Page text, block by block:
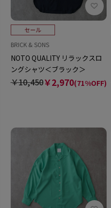
BRICK & SONS
NOTO QUALITY リラックスロ
ングシャツ＜ブラック＞
￥10,450￥2,970(71%OFF)